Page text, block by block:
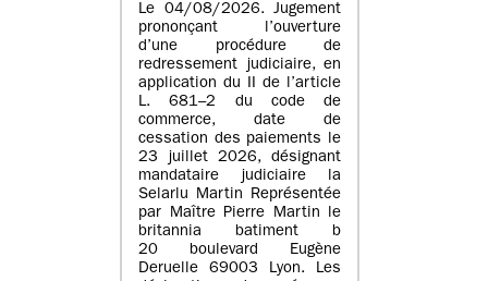
Le 04/08/2026. Jugement
prononçant l’ouverture
d’une procédure de
redressement judiciaire, en
application du II de l’article
L. 681–2 du code de
commerce, date de
cessation des paiements le
23 juillet 2026, désignant
mandataire judiciaire la
Selarlu Martin Représentée
par Maître Pierre Martin le
britannia batiment b
20 boulevard Eugène
Deruelle 69003 Lyon. Les